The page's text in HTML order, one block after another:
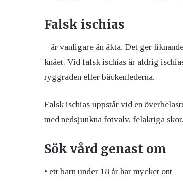
Falsk ischias
– är vanligare än äkta. Det ger
knäet. Vid falsk ischias är aldrig
ryggraden eller bäckenlederna.
Falsk ischias uppstår vid en
med nedsjunkna fotvalv, felaktiga
Sök vård genast om
• ett barn under 18 år har mycket ont